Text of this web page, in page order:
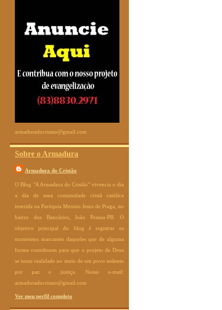
armaduradocristao@gmail.com
Sobre o Armadura
Armadura do Cristão
O Blog "A Armadura do Cristão" vivencia o dia
a dia de uma comunidade cristã católica
inserida na Paróquia Menino Jesus de Praga, no
bairro dos Bancários, João Pessoa-PB. O
objetivo principal do blog é registrar os
momentos marcantes daqueles que de alguma
forma contribuem para que o projeto de Deus
se torne realidade no meio de um povo sedento
por paz e justiça. Nosso e-mail:
armaduradocristao@gmail.com
Ver meu perfil completo